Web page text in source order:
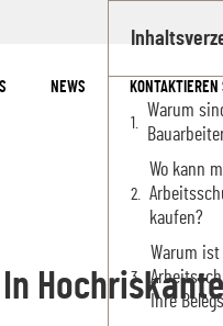
NEWS KONTAKTIEREN
Warum
Wo kann
kaufen?
Warum
Ihre